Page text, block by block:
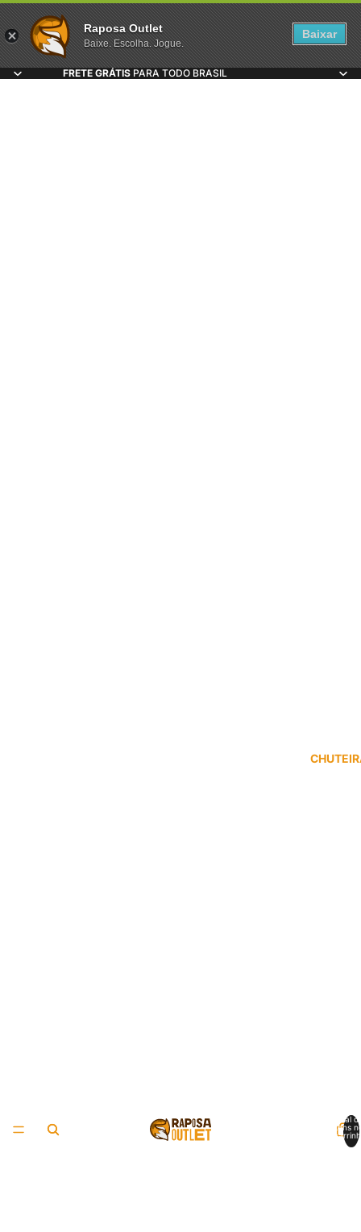
FRETE GRÁTIS PARA TODO BRASIL
Total
itens
Raposa Outlet
Baixe. Escolha. Jogue.
Baixar